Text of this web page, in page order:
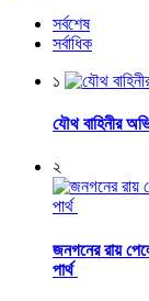
সর্বশেষ
সর্বাধিক
১
যৌথ বাহিনীর
২
জনগনের রায়
পার্থ